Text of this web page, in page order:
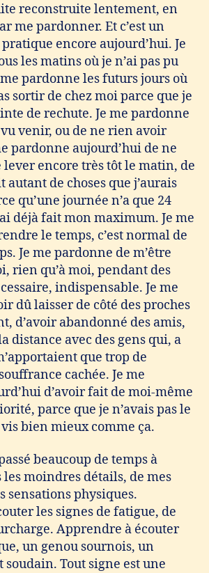
reconstruite lentement, en
me pardonner. Et c’est un
encore aujourd’hui. Je
les matins où je n’ai pas pu
pardonne les futurs jours où
sortir de chez moi parce que je
de rechute. Je me pardonne
venir, ou de ne rien avoir
pardonne aujourd’hui de ne
lever encore très tôt le matin, de
autant de choses que j’aurais
qu’une journée n’a que 24
déjà fait mon maximum. Je me
le temps, c’est normal de
Je me pardonne de m’être
rien qu’à moi, pendant des
indispensable. Je me
dû laisser de côté des proches
d’avoir abandonné des amis,
distance avec des gens qui, a
que trop de
cachée. Je me
d’avoir fait de moi-même
parce que je n’avais pas le
bien mieux comme ça.
beaucoup de temps à
les moindres détails, de mes
sensations physiques.
les signes de fatigue, de
Apprendre à écouter
un genou sournois, un
Tout signe est une